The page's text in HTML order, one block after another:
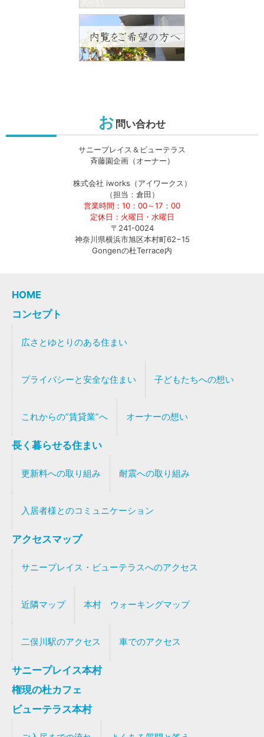
お 問い合わせ
サニープレイス＆ビューテラス
斉藤園企画（オーナー）
株式会社 iworks（アイワークス）
（担当：倉田）
営業時間：10：00～17：00
定休日：火曜日・水曜日
〒241-0024
神奈川県横浜市旭区本村町62−15
Gongenの杜Terrace内
HOME
コンセプト
広さとゆとりのある住まい
プライバシーと安全な住まい 子どもたちへの想い
これからの”賃貸業”へ オーナーの想い
長く暮らせる住まい
更新料への取り組み 耐震への取り組み
入居者様とのコミュニケーション
アクセスマップ
サニープレイス・ビューテラスへのアクセス
近隣マップ 本村 ウォーキングマップ
二俣川駅のアクセス 車でのアクセス
サニープレイス本村
権現の杜カフェ
ビューテラス本村